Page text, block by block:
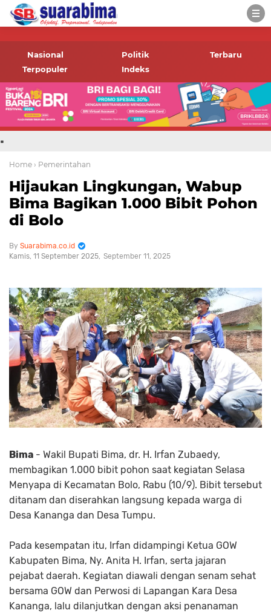
-->
informasi terbaru tentang
Bima dan daerah sekitar
Nasional Politik
Terbaru
Terpopuler
Indeks
.
Home › Pemerintahan
Hijaukan Lingkungan, Wabup
Bima Bagikan 1.000 Bibit Pohon
di Bolo
Suarabima.co.id
Kamis, 11 September 2025 September 11, 2025
Bima - Wakil Bupati Bima, dr. H. Irfan Zubaedy,
membagikan 1.000 bibit pohon saat kegiatan Selasa
Menyapa di Kecamatan Bolo, Rabu (10/9). Bibit tersebut
ditanam dan diserahkan langsung kepada warga di
Desa Kananga dan Desa Tumpu.
Pada kesempatan itu, Irfan didampingi Ketua GOW
Kabupaten Bima, Ny. Anita H. Irfan, serta jajaran
pejabat daerah. Kegiatan diawali dengan senam sehat
bersama GOW dan Perwosi di Lapangan Kara Desa
Kananga, lalu dilanjutkan dengan aksi penanaman